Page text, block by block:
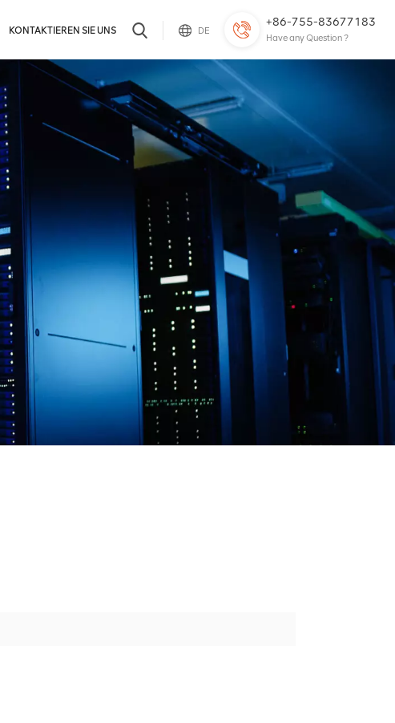
+86-755-83677183
Have any Question ?
DE
KONTAKTIEREN SIE UNS